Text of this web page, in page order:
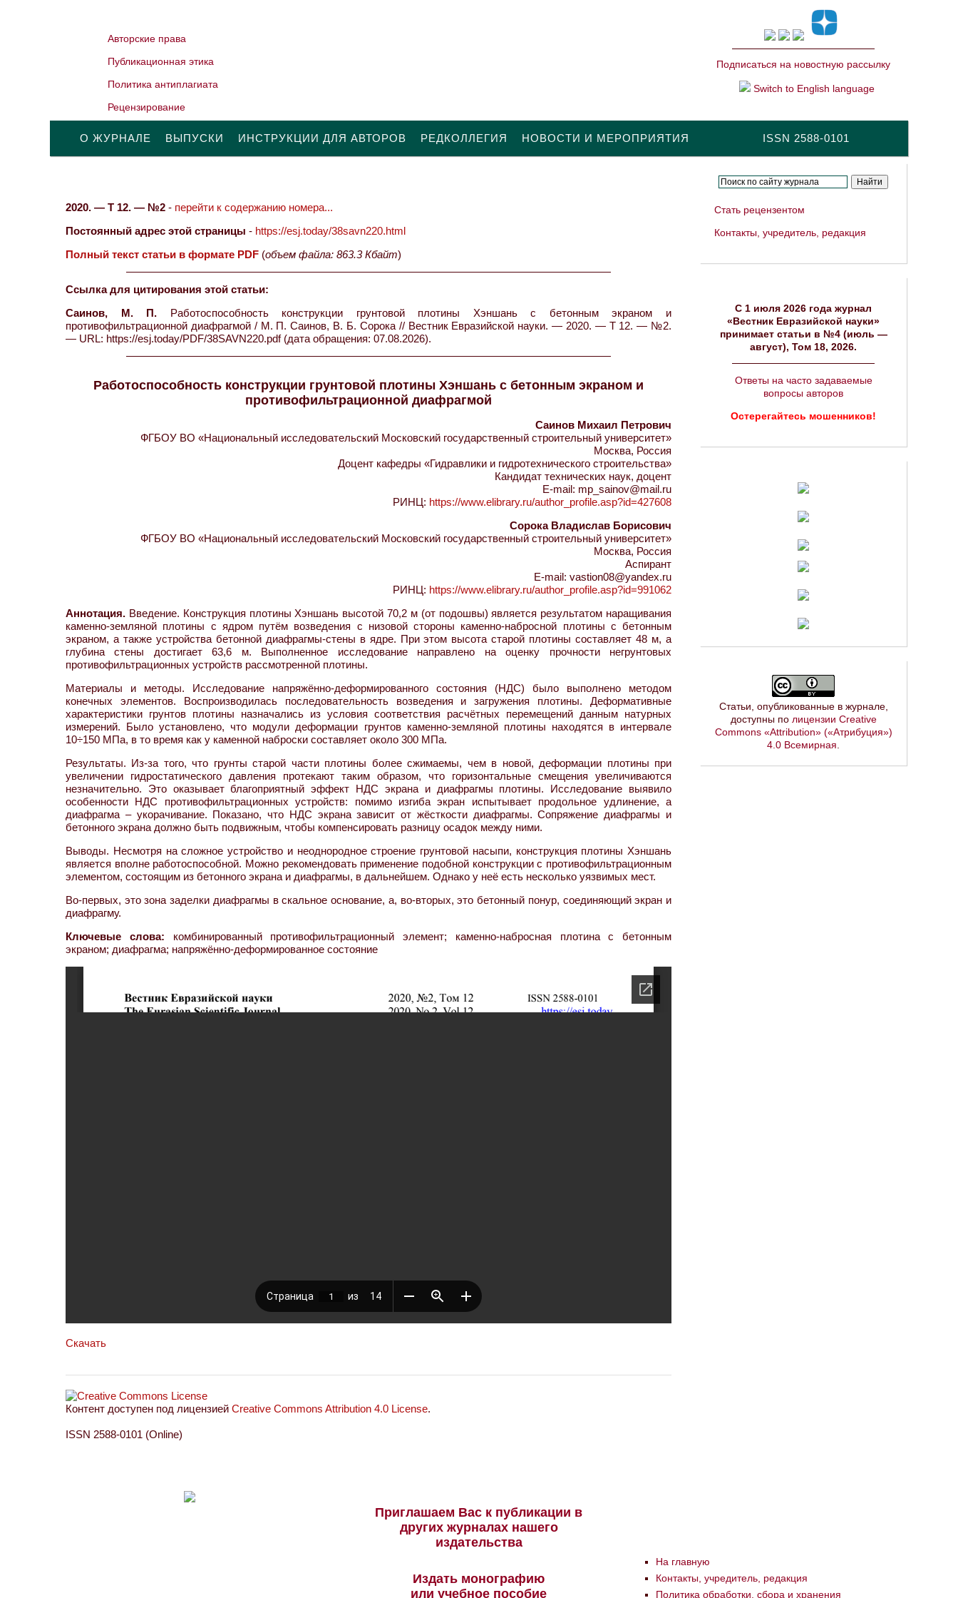
Авторские права
Публикационная этика
Политика антиплагиата
Рецензирование
Подписаться на новостную рассылку
Switch to English language
ISSN 2588-0101
О ЖУРНАЛЕ ВЫПУСКИ ИНСТРУКЦИИ ДЛЯ АВТОРОВ РЕДКОЛЛЕГИЯ НОВОСТИ И МЕРОПРИЯТИЯ
2020. — Т 12. — №2 - перейти к содержанию номера...
Постоянный адрес этой страницы - https://esj.today/38savn220.html
Полный текст статьи в формате PDF (объем файла: 863.3 Кбайт)
Ссылка для цитирования этой статьи:
Саинов, М. П. Работоспособность конструкции грунтовой плотины Хэншань с бетонным экраном и
противофильтрационной диафрагмой / М. П. Саинов, В. Б. Сорока // Вестник Евразийской науки. — 2020. — Т 12. — №2.
— URL: https://esj.today/PDF/38SAVN220.pdf (дата обращения: 07.08.2026).
Работоспособность конструкции грунтовой плотины Хэншань с бетонным экраном и
противофильтрационной диафрагмой
Саинов Михаил Петрович
ФГБОУ ВО «Национальный исследовательский Московский государственный строительный университет»
Москва, Россия
Доцент кафедры «Гидравлики и гидротехнического строительства»
Кандидат технических наук, доцент
E-mail: mp_sainov@mail.ru
РИНЦ: https://www.elibrary.ru/author_profile.asp?id=427608
Сорока Владислав Борисович
ФГБОУ ВО «Национальный исследовательский Московский государственный строительный университет»
Москва, Россия
Аспирант
E-mail: vastion08@yandex.ru
РИНЦ: https://www.elibrary.ru/author_profile.asp?id=991062
Аннотация. Введение. Конструкция плотины Хэншань высотой 70,2 м (от подошвы) является результатом наращивания
каменно-земляной плотины с ядром путём возведения с низовой стороны каменно-набросной плотины с бетонным
экраном, а также устройства бетонной диафрагмы-стены в ядре. При этом высота старой плотины составляет 48 м, а
глубина стены достигает 63,6 м. Выполненное исследование направлено на оценку прочности негрунтовых
противофильтрационных устройств рассмотренной плотины.
Материалы и методы. Исследование напряжённо-деформированного состояния (НДС) было выполнено методом
конечных элементов. Воспроизводилась последовательность возведения и загружения плотины. Деформативные
характеристики грунтов плотины назначались из условия соответствия расчётных перемещений данным натурных
измерений. Было установлено, что модули деформации грунтов каменно-земляной плотины находятся в интервале
10÷150 МПа, в то время как у каменной наброски составляет около 300 МПа.
Результаты. Из-за того, что грунты старой части плотины более сжимаемы, чем в новой, деформации плотины при
увеличении гидростатического давления протекают таким образом, что горизонтальные смещения увеличиваются
незначительно. Это оказывает благоприятный эффект НДС экрана и диафрагмы плотины. Исследование выявило
особенности НДС противофильтрационных устройств: помимо изгиба экран испытывает продольное удлинение, а
диафрагма – укорачивание. Показано, что НДС экрана зависит от жёсткости диафрагмы. Сопряжение диафрагмы и
бетонного экрана должно быть подвижным, чтобы компенсировать разницу осадок между ними.
Выводы. Несмотря на сложное устройство и неоднородное строение грунтовой насыпи, конструкция плотины Хэншань
является вполне работоспособной. Можно рекомендовать применение подобной конструкции с противофильтрационным
элементом, состоящим из бетонного экрана и диафрагмы, в дальнейшем. Однако у неё есть несколько уязвимых мест.
Во-первых, это зона заделки диафрагмы в скальное основание, а, во-вторых, это бетонный понур, соединяющий экран и
диафрагму.
Ключевые слова: комбинированный противофильтрационный элемент; каменно-набросная плотина с бетонным
экраном; диафрагма; напряжённо-деформированное состояние
Скачать
Контент доступен под лицензией Creative Commons Attribution 4.0 License.
ISSN 2588-0101 (Online)
Стать рецензентом
Контакты, учредитель, редакция
C 1 июля 2026 года журнал
«Вестник Евразийской науки»
принимает статьи в №4 (июль —
август), Том 18, 2026.
Ответы на часто задаваемые
вопросы авторов
Остерегайтесь мошенников!
Статьи, опубликованные в журнале,
доступны по лицензии Creative
Commons «Attribution» («Атрибуция»)
4.0 Всемирная
Приглашаем Вас к публикации в
других журналах нашего
издательства
Издать монографию
или учебное пособие
На главную
Контакты, учредитель, редакция
Политика обработки, сбора и хранения